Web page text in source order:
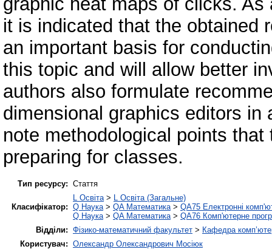
it is indicated that the obtained
an important basis for
this topic and will allow better
authors also formulate
dimensional graphics editors
note methodological points
preparing for classes.
Тип ресурсу: Стаття
Класифікатор:
L Освіта > L Освіта (Загальне)
Q Наука > QA Математика > QA75 Електронні
Q Наука > QA Математика > QA76 Комп'ютерне
Відділи: Фізико-математичний факультет > Кафедра
Користувач: Олександр Олександрович Мосіюк